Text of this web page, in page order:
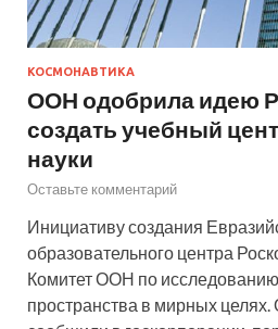
КОСМОНАВТИКА
ООН одобрила идею
создать учебный
науки
Оставьте комментарий
Инициативу создания
образовательного центра
Комитет ООН по исследованию
пространства в мирных целях.